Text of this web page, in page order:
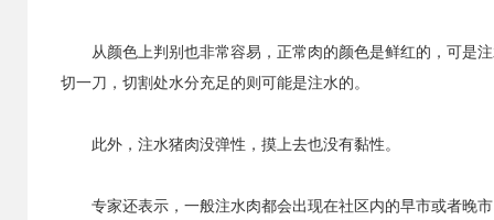
从颜色上判别也非常容易，正常肉的颜色是鲜红的，可是注
切一刀，切割处水分充足的则可能是注水的。
此外，注水猪肉没弹性，摸上去也没有黏性。
专家还表示，一般注水肉都会出现在社区内的早市或者晚市